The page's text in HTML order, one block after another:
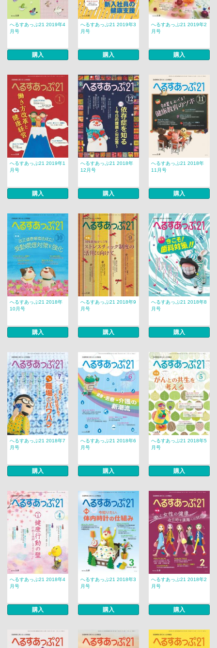
へるすあっぷ21 2019年4
月号
購入
へるすあっぷ21 2019年3
月号
購入
へるすあっぷ21 2019年2
月号
購入
へるすあっぷ21 2019年1
月号
購入
へるすあっぷ21 2018年
12月号
購入
へるすあっぷ21 2018年
11月号
購入
へるすあっぷ21 2018年
10月号
購入
へるすあっぷ21 2018年9
月号
購入
へるすあっぷ21 2018年8
月号
購入
へるすあっぷ21 2018年7
月号
購入
へるすあっぷ21 2018年6
月号
購入
へるすあっぷ21 2018年5
月号
購入
へるすあっぷ21 2018年4
月号
購入
へるすあっぷ21 2018年3
月号
購入
へるすあっぷ21 2018年2
月号
購入